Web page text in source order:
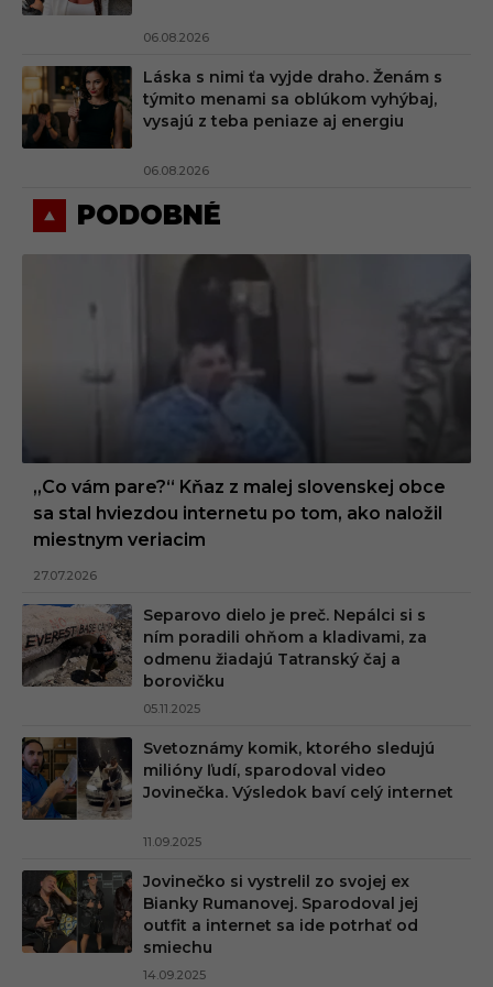
06.08.2026
Láska s nimi ťa vyjde draho. Ženám s
týmito menami sa oblúkom vyhýbaj,
vysajú z teba peniaze aj energiu
06.08.2026
PODOBNÉ
„Co vám pare?“ Kňaz z malej slovenskej obce
sa stal hviezdou internetu po tom, ako naložil
miestnym veriacim
27.07.2026
Separovo dielo je preč. Nepálci si s
ním poradili ohňom a kladivami, za
odmenu žiadajú Tatranský čaj a
borovičku
05.11.2025
Svetoznámy komik, ktorého sledujú
milióny ľudí, sparodoval video
Jovinečka. Výsledok baví celý internet
11.09.2025
Jovinečko si vystrelil zo svojej ex
Bianky Rumanovej. Sparodoval jej
outfit a internet sa ide potrhať od
smiechu
14.09.2025